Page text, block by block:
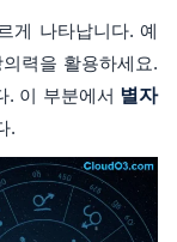
게 나타납니다. 예
력을 활용하세요.
. 이 부분에서 별자
.